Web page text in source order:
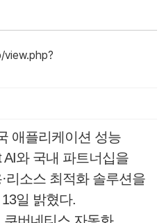
애플리케이션 성능
와 국내 파트너십을
리소스 최적화 솔루션을
일 밝혔다.